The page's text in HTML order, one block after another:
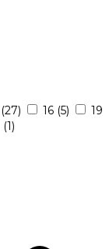
(27) 16 (5)
19
(1)